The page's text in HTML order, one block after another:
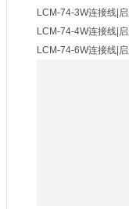
LCM-74-3W连接线|
LCM-74-4W连接线|
LCM-74-6W连接线|